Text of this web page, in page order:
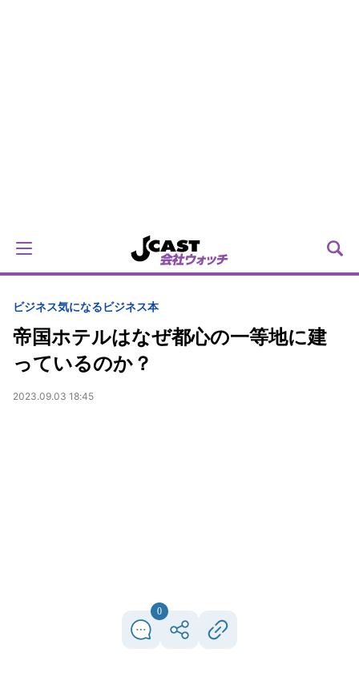
ビジネス気になるビジネス本
帝国ホテルはなぜ都心の一等地に建
っているのか？
2023.09.03 18:45
0